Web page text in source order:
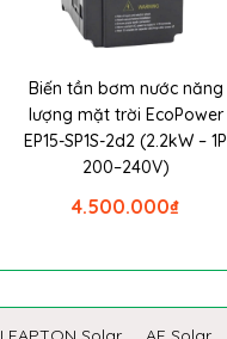
Biến tần bơm nước năng
lượng mặt trời EcoPower
EP15-SP1S-2d2 (2.2kW – 1P
200–240V)
₫
4.500.000